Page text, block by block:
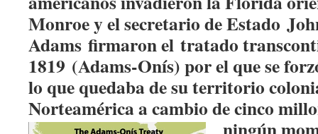
Monroe y el secretario de Estado
Adams firmaron el tratado
1819 (Adams-Onís) por el que se
lo que quedaba de su territorio
Norteamérica a cambio de cinco